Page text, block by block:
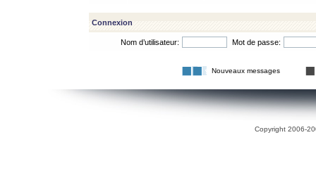
Connexion
Nom d’utilisateur: Mot de passe:
Nouveaux messages
Copyright 2006-